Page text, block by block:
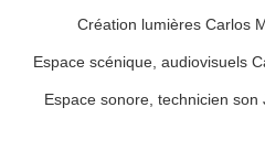
Création lumières Carlos
Espace scénique, audiovisuels
Espace sonore, technicien son